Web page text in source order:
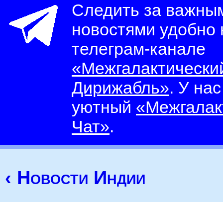
Следить за
новостями
телеграм-канале
Дирижабль». У
уютный
Чат».
‹ Новости Индии